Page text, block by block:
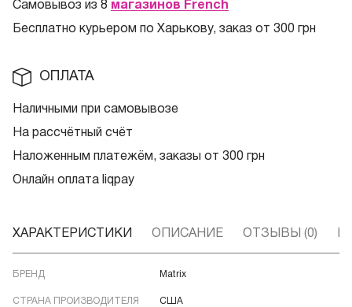
Самовывоз из 8 магазинов French
Бесплатно курьером по Харькову, заказ от 300 грн
ОПЛАТА
Наличными при самовывозе
На рассчётный счёт
Наложенным платежём, заказы от 300 грн
Онлайн оплата liqpay
ХАРАКТЕРИСТИКИ ОПИСАНИЕ ОТЗЫВЫ (0)
БРЕНД Matrix
СТРАНА ПРОИЗВОДИТЕЛЯ США